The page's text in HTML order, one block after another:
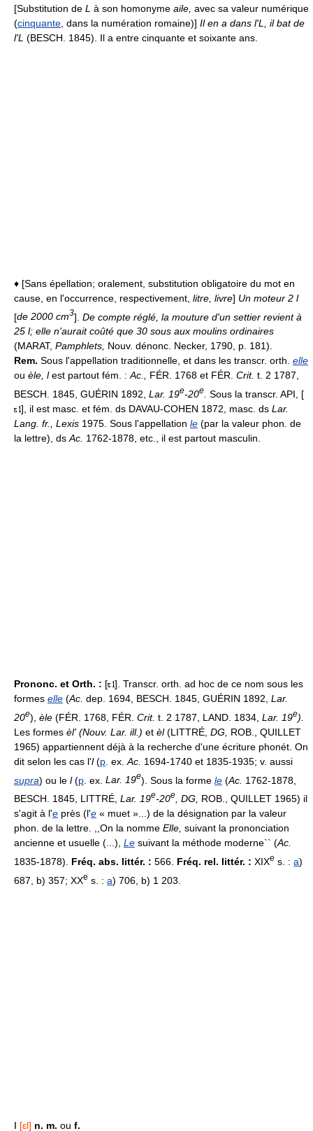
[Substitution de L à son homonyme aile, avec sa valeur numérique
(cinquante , dans la numération romaine)] Il en a dans l'L, il bat de
l'L (BESCH. 1845). Il a entre cinquante et soixante ans.
♦ [Sans épellation; oralement, substitution obligatoire du mot en
cause, en l'occurrence, respectivement, litre, livre] Un moteur 2 l
[de 2000 cm3]. De compte réglé, la mouture d'un settier revient à
25 l; elle n'aurait coûté que 30 sous aux moulins ordinaires
(MARAT, Pamphlets, Nouv. dénonc. Necker, 1790, p. 181).
Rem. Sous l'appellation traditionnelle, et dans les transcr. orth. elle
ou èle, lest partout fém. :Ac., FÉR. 1768 et FÉR. Crit. t. 2 1787,
BESCH. 1845, GUÉRIN 1892, Lar. 19e-20e
Sous la transcr. API, [
], il est masc. et fém. ds DAVAU-COHEN 1872, masc. ds Lar.
Lang. fr., Lexis 1975. Sous l'appellation le (par la valeur phon. de
la lettre), ds Ac. 1762-1878, etc., il est partout masculin.
Prononc. et Orth. : [
]. Transcr. orth. ad hoc de ce nom sous les
formes elle (Ac. dep. 1694, BESCH. 1845, GUÉRIN 1892, Lar.
20e), èle (FÉR. 1768, FÉR. Crit. t. 2 1787, LAND. 1834, Lar. 19e).
Les formes èl' (Nouv. Lar. ill.) et èl(LITTRÉ, DG, ROB., QUILLET
1965) appartiennent déjà à la recherche d'une écriture phonét. On
dit selon les cas l'l(p . ex. Ac. 1694-1740 et 1835-1935; v. aussi
supra) ou le l(p . ex. Lar. 19e). Sous la forme le (Ac. 1762-1878,
BESCH. 1845, LITTRÉ, Lar. 19e-20e , DG, ROB., QUILLET 1965) il
s'agit à l'e près (l'e « muet »...) de la désignation par la valeur
phon. de la lettre. ,,On la nomme Elle, suivant la prononciation
ancienne et usuelle (...), Le suivant la méthode moderne`` (Ac.
1835-1878). Fréq. abs. littér. : 566. Fréq. rel. littér. : XIXe s. : a)
687, b) 357; XXe s. : a) 706, b) 1 203.
l [ɛl] n. m. ou f.